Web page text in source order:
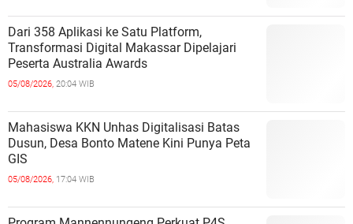
Dari 358 Aplikasi ke Satu Platform,
Transformasi Digital Makassar Dipelajari
Peserta Australia Awards
05/08/2026, 20:04 WIB
Mahasiswa KKN Unhas Digitalisasi Batas
Dusun, Desa Bonto Matene Kini Punya Peta
GIS
05/08/2026, 17:04 WIB